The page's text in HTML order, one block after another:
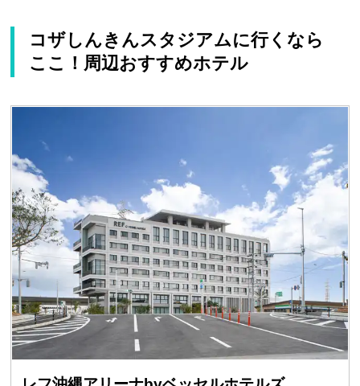
コザしんきんスタジアムに行くなら
ここ！周辺おすすめホテル